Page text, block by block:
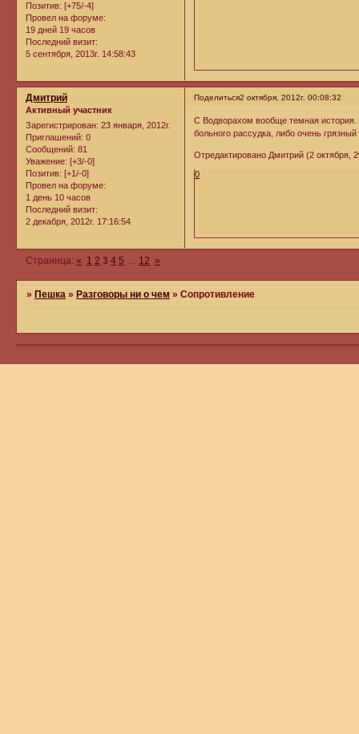
Позитив: [+75/-4]
Провел на форуме:
19 дней 19 часов
Последний визит:
5 сентября, 2013г. 14:58:43
Поделиться2 октября, 2012г. 00:08:32
Дмитрий
Активный участник
Зарегистрирован: 23 января, 2012г.
Приглашений: 0
Сообщений: 81
Уважение: [+3/-0]
Позитив: [+1/-0]
Провел на форуме:
1 день 10 часов
Последний визит:
2 декабря, 2012г. 17:16:54
С Водворахом вообще темная история.
больного рассудка, либо очень грязный
Отредактировано Дмитрий (2 октября,
0
Страница:« 1 2 3 4 5 … 12 »
»Пешка »Разговоры ни о чем »Сопротивление